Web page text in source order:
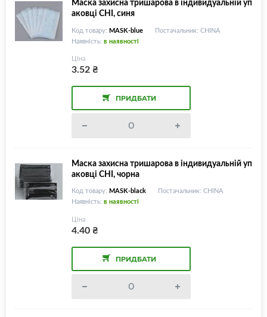
Маска захисна тришарова в індивидуальній уп
аковці CHI, синя
Код товару: MASK-blue
Постачальник: CHINA
Наявність: в наявності
Ціна
3.52₴
ПРИДБАТИ
Маска захисна тришарова в індивидуальній уп
аковці CHI, чорна
Код товару: MASK-black
Постачальник: CHINA
Наявність: в наявності
Ціна
4.40₴
ПРИДБАТИ